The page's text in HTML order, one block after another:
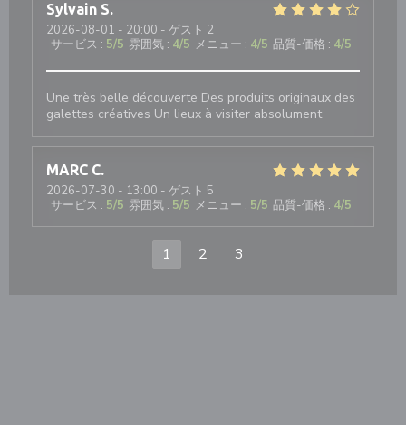
Sylvain S
2026-08-01 - 20:00 - ゲスト 2
サービス : 5/5 雰囲気 : 4/5 メニュー : 4/5 品質-価格 : 4/5
Une très belle découverte Des produits originaux des
galettes créatives Un lieux à visiter absolument
MARC C
2026-07-30 - 13:00 - ゲスト 5
サービス : 5/5 雰囲気 : 5/5 メニュー : 5/5 品質-価格 : 4/5
1 2 3